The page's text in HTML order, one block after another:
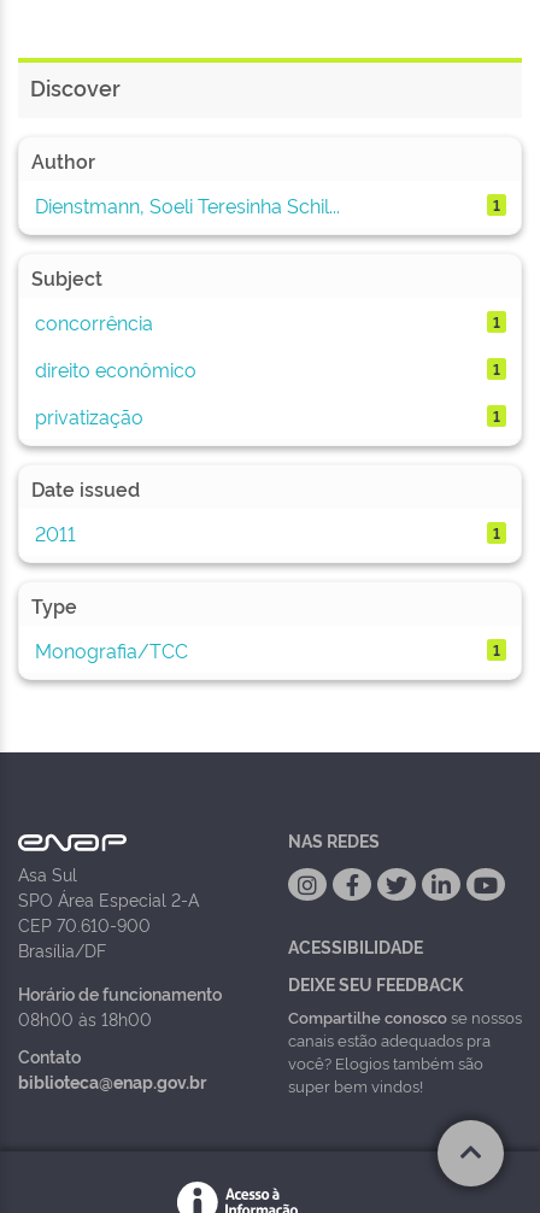
Discover
Author
Dienstmann, Soeli Teresinha Schil...
1
Subject
concorrência
1
direito econômico 1
privatização 1
Date issued
2011
1
Type
Monografia/TCC
1
Asa Sul
SPO Área Especial 2-A
CEP 70.610-900
Brasília/DF
Horário de funcionamento
08h00 às 18h00
Contato
biblioteca@enap.gov.br
NAS REDES
ACESSIBILIDADE
DEIXE SEU FEEDBACK
Compartilhe conoscose nossos
canais estão adequados pra
você? Elogios também são
super bem vindos!